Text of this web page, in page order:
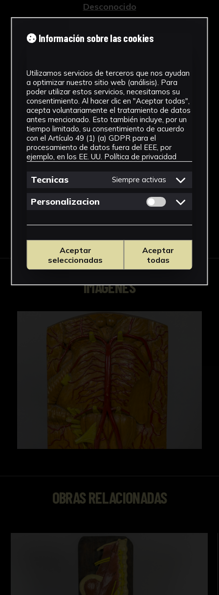
Desconocido
1928 - 1967
Estilo
Abstracción Geométrica
Técnica
Tallada y policromada
Ver más
IMÁGENES
OBRAS RELACIONADAS
Información sobre las cookies
Utilizamos servicios de terceros que nos ayudan
a optimizar nuestro sitio web (análisis). Para
poder utilizar estos servicios, necesitamos su
consentimiento. Al hacer clic en "Aceptar todas",
acepta voluntariamente el tratamiento de datos
antes mencionado. Esto también incluye, por un
tiempo limitado, su consentimiento de acuerdo
con el Artículo 49 (1) (a) GDPR para el
procesamiento de datos fuera del EEE, por
ejemplo, en los EE. UU. Política de privacidad
Tecnicas Siempre activas
Personalizacion Permitir cookies
Aceptar
seleccionadas
Aceptar
todas